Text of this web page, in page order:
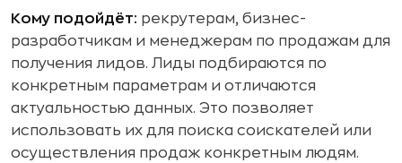
Кому подойдёт: рекрутерам, бизнес-
разработчикам и менеджерам по продажам для
получения лидов. Лиды подбираются по
конкретным параметрам и отличаются
актуальностью данных. Это позволяет
использовать их для поиска соискателей или
осуществления продаж конкретным людям.